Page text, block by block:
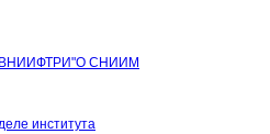
О СНИИМ
института